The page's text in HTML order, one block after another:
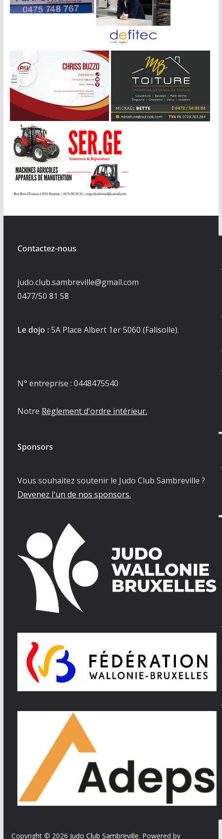
Contactez-nous
judo.club.sambreville@gmail.com
0477/50 81 58
Le dojo :5A Place Albert 1er 5060 (Falisolle).
N° entreprise : 0448475540
Notre Règlement d'ordre intérieur.
Sponsors
Vous souhaitez soutenir le Judo Club Sambreville ?
Devenez l'un de nos sponsors.
Copyright © 2026 Judo Club Sambreville. Powered by